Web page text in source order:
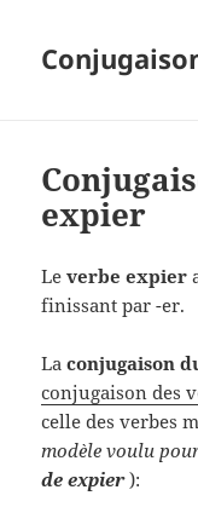
expier
Leverbe expier
finissant par -er.
Laconjugaison
conjugaison des
celle des verbes
modèle voulu
de expier):